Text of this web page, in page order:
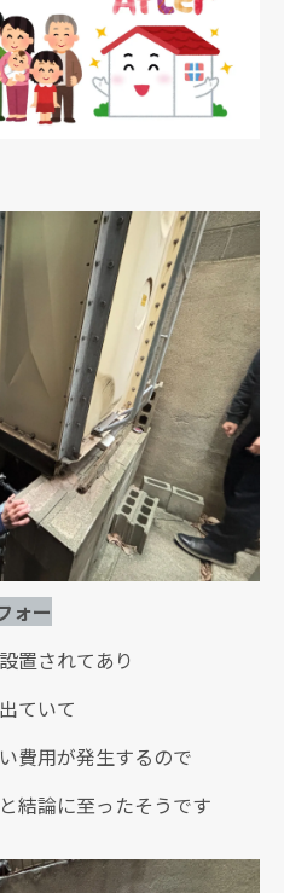
ォー
置されてあり
ていて
費用が発生するので
結論に至ったそうです